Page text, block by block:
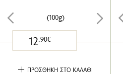
(100g)
12.90€
ΠΡΟΣΘΗΚΗ ΣΤΟ ΚΑΛΑΘΙ